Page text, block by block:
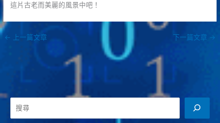
這片古老而美麗的風景中吧！
← 上一篇文章 下一篇文章 →
搜
尋